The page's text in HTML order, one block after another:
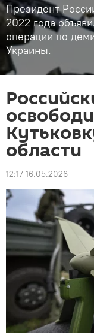
Президент
2022 года
операции по
Украины.
области
12:17 16.05.2026